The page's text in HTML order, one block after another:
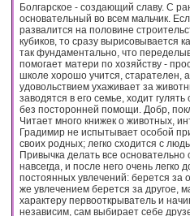
Болгарское - создающий славу. С
основательный во всем мальчик.
развалится на половине
кубиков, то сразу вырисовывается
так фундаментально, что
помогает матери по хозяйству -
школе хорошо учится, старателен,
удовольствием ухаживает за
заводятся в его семье, ходит
без посторонней помощи. Добр,
Читает много книжек о животных,
Градимир не испытывает особой
своих родных; легко сходится с
Привычка делать все основательно
навсегда, и после него очень легко
постоянных увлечений: берется за
же увлечением берется за другое,
характеру первооткрыватель и
независим, сам выбирает себе